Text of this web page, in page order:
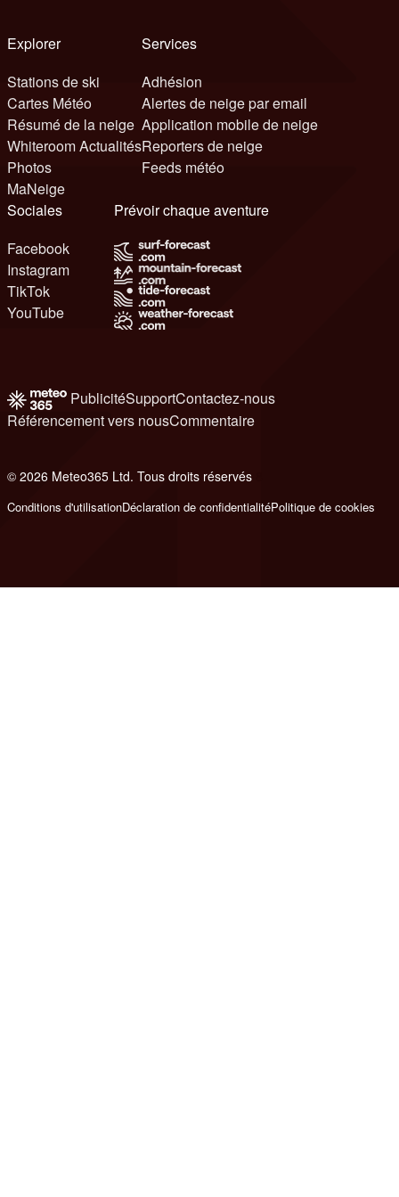
Explorer
Stations de ski
Cartes Météo
Résumé de la neige
Whiteroom Actualités
Photos
MaNeige
Services
Adhésion
Alertes de neige par email
Application mobile de neige
Reporters de neige
Feeds météo
Sociales
Facebook
Instagram
TikTok
YouTube
Prévoir chaque aventure
PublicitéSupportContactez-nous
Référencement vers nousCommentaire
© 2026 Meteo365 Ltd. Tous droits réservés
Conditions d'utilisationDéclaration de confidentialitéPolitique de cookies